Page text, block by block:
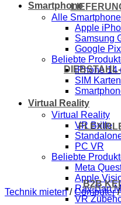
Smartphone
Alle
Apple
Samsung
Google
Beliebte
iPhone 14
SIM Karten
Virtual Reality
Virtual Reality
VR Brille
PC VR
Beliebte
Meta
Apple
Ray-Ban
VR
B2B
Technik mieten / Computer /